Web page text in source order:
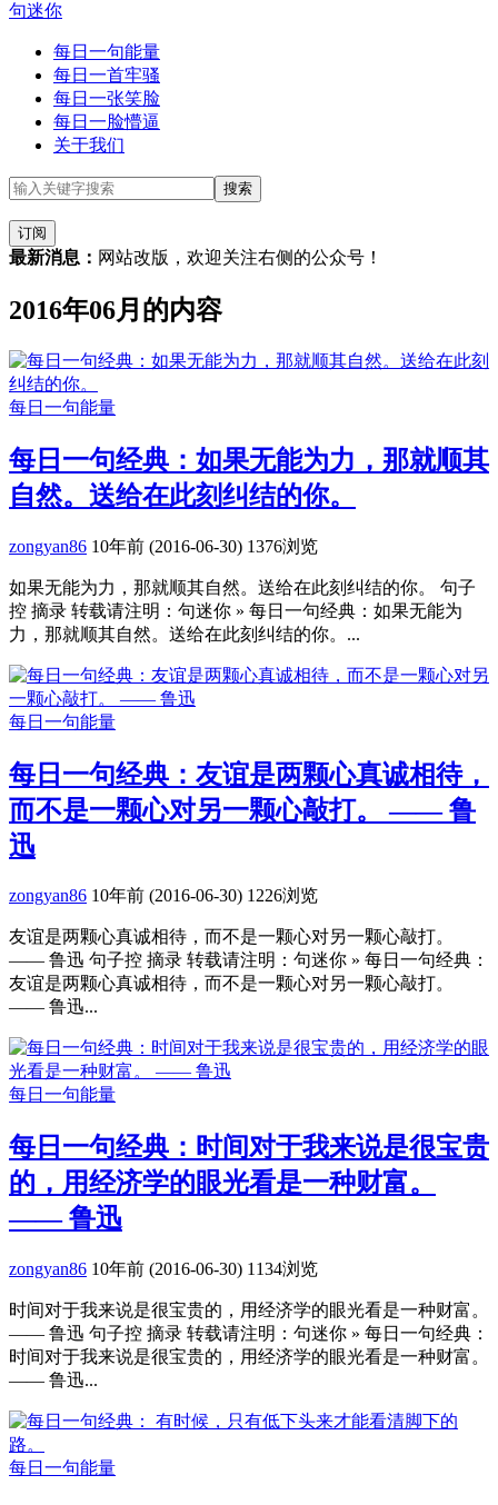
句迷你
每日一句能量
每日一首牢骚
每日一张笑脸
每日一脸懵逼
关于我们
订阅
最新消息： 网站改版，欢迎关注右侧的公众号！
2016年06月的内容
每日一句能量
每日一句经典：如果无能为力，那就顺其
自然。送给在此刻纠结的你。
zongyan86 10年前 (2016-06-30) 1376浏览
如果无能为力，那就顺其自然。送给在此刻纠结的你。 句子
控 摘录 转载请注明：句迷你 » 每日一句经典：如果无能为
力，那就顺其自然。送给在此刻纠结的你。...
每日一句能量
每日一句经典：友谊是两颗心真诚相待，
而不是一颗心对另一颗心敲打。 —— 鲁
迅
zongyan86 10年前 (2016-06-30) 1226浏览
友谊是两颗心真诚相待，而不是一颗心对另一颗心敲打。
—— 鲁迅 句子控 摘录 转载请注明：句迷你 » 每日一句经典：
友谊是两颗心真诚相待，而不是一颗心对另一颗心敲打。
—— 鲁迅...
每日一句能量
每日一句经典：时间对于我来说是很宝贵
的，用经济学的眼光看是一种财富。
—— 鲁迅
zongyan86 10年前 (2016-06-30) 1134浏览
时间对于我来说是很宝贵的，用经济学的眼光看是一种财富。
—— 鲁迅 句子控 摘录 转载请注明：句迷你 » 每日一句经典：
时间对于我来说是很宝贵的，用经济学的眼光看是一种财富。
—— 鲁迅...
每日一句能量